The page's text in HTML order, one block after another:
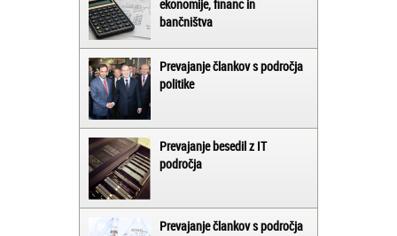
ekonomije, financ in
bančništva
Prevajanje člankov s področja
politike
Prevajanje besedil z IT
področja
Prevajanje člankov s področja